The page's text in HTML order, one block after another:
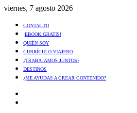
viernes, 7 agosto 2026
CONTACTO
¡EBOOK GRATIS!
QUIÉN SOY
CURRÍCULO VIAJERO
¿TRABAJAMOS JUNTOS?
DESTINOS
¿ME AYUDAS A CREAR CONTENIDO?